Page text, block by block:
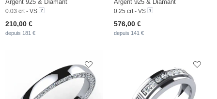
Argent 925 & Diamant
0.03 crt - VS
210,00 €
depuis 181 €
Argent 925 & Diamant
0.25 crt - VS
576,00 €
depuis 141 €